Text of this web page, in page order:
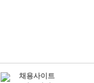
채용사이트